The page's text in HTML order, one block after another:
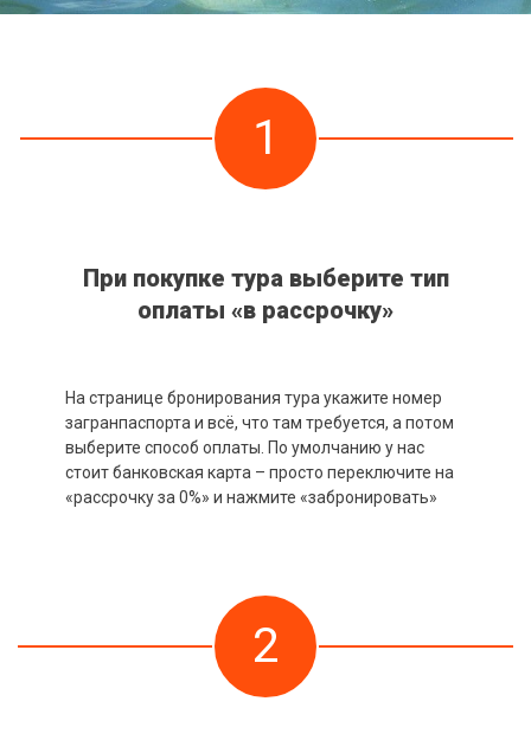
1
При покупке тура выберите тип
оплаты «в рассрочку»
На странице бронирования тура укажите номер
загранпаспорта и всё, что там требуется, а потом
выберите способ оплаты. По умолчанию у нас
стоит банковская карта – просто переключите на
«рассрочку за 0%» и нажмите «забронировать»
2